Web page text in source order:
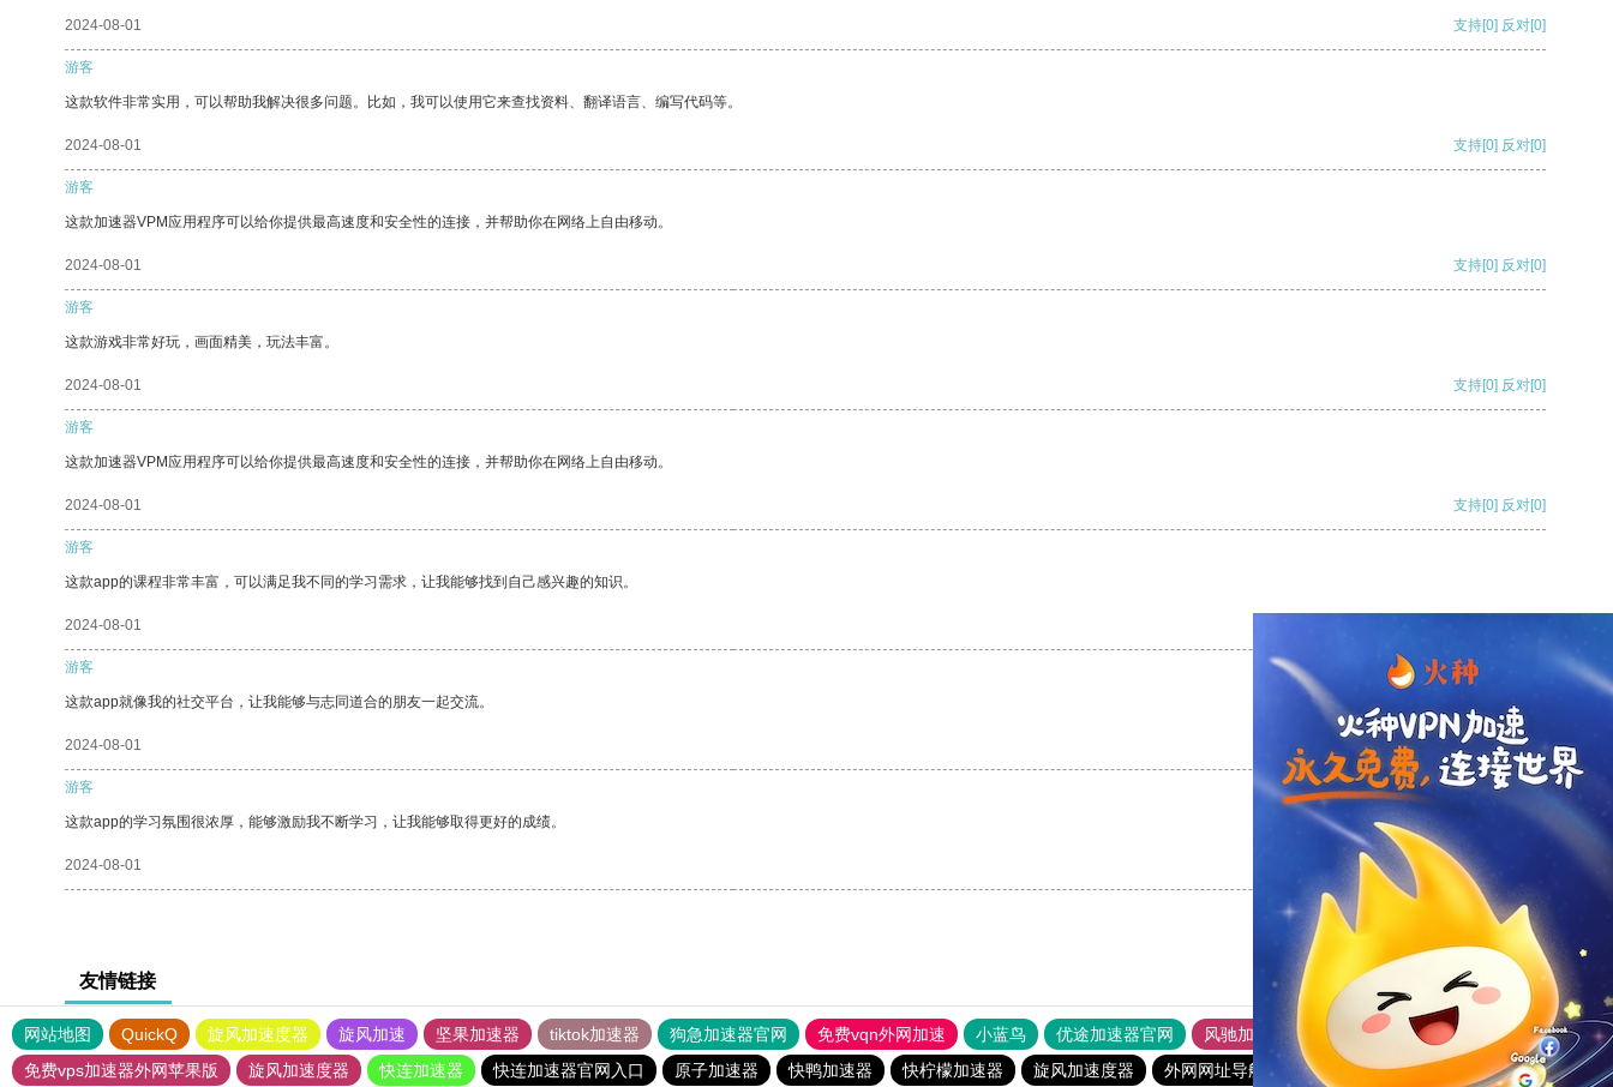
2024-08-01 支持[0] 反对[0]
游客
这款软件非常实用，可以帮助我解决很多问题。比如，我可以使用它来查找资料、翻译语言、编写代码等。
2024-08-01 支持[0] 反对[0]
游客
这款加速器VPM应用程序可以给你提供最高速度和安全性的连接，并帮助你在网络上自由移动。
2024-08-01 支持[0] 反对[0]
游客
这款游戏非常好玩，画面精美，玩法丰富。
2024-08-01 支持[0] 反对[0]
游客
这款加速器VPM应用程序可以给你提供最高速度和安全性的连接，并帮助你在网络上自由移动。
2024-08-01 支持[0] 反对[0]
游客
这款app的课程非常丰富，可以满足我不同的学习需求，让我能够找到自己感兴趣的知识。
2024-08-01
游客
这款app就像我的社交平台，让我能够与志同道合的朋友一起交流。
2024-08-01 支持 [0] 反对 [0]
游客
这款app的学习氛围很浓厚，能够激励我不断学习，让我能够取得更好的成绩。
2024-08-01 支持
友情链接
网站地图 QuickQ 旋风加速度器 旋风加速 坚果加速器 tiktok加速器 狗急加速器官网 免费vqn外网加速 小蓝鸟 优途加速器官网 风驰加速器
旋风加速器
免费vps加速器外网苹果版
旋风加速度器 快连加速器 快连加速器官网入口 原子加速器 快鸭加速器 快柠檬加速器 旋风加速度器 外网网址导航 软件中心 雷霆加速 狂飙加速器